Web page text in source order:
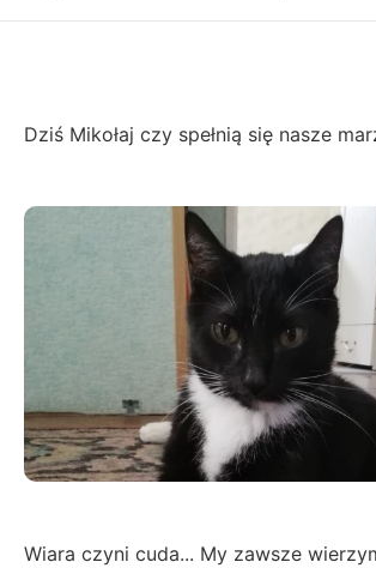
Dziś Mikołaj czy spełnią się nasze
Wiara czyni cuda... My zawsze